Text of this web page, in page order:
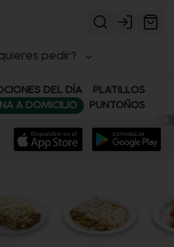
Login
pedir?
DEL DÍA
PLATILLOS
A DOMICILIO PUNTOÑOS